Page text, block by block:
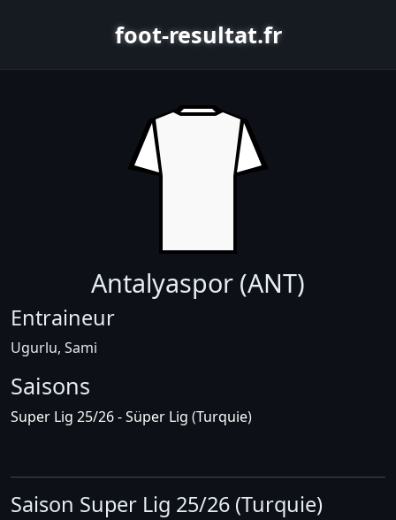
foot-resultat.fr
Antalyaspor (ANT)
Entraineur
Ugurlu, Sami
Saisons
Super Lig 25/26 - Süper Lig (Turquie)
Saison Super Lig 25/26 (Turquie)